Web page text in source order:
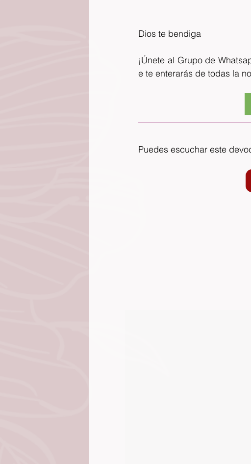
Dios te bendiga
¡Únete al Grupo de
e te enterarás de todas la
Puedes escuchar este